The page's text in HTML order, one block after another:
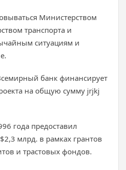
Министерством
транспорта и
ситуациям и
банк финансирует
на общую сумму jrjkj
года предоставил
млрд. в рамках грантов
и трастовых фондов.